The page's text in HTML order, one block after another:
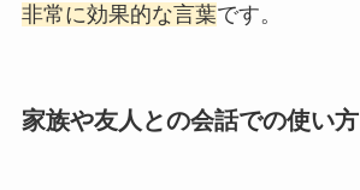
非常に効果的な言葉です。
家族や友人との会話での使い方